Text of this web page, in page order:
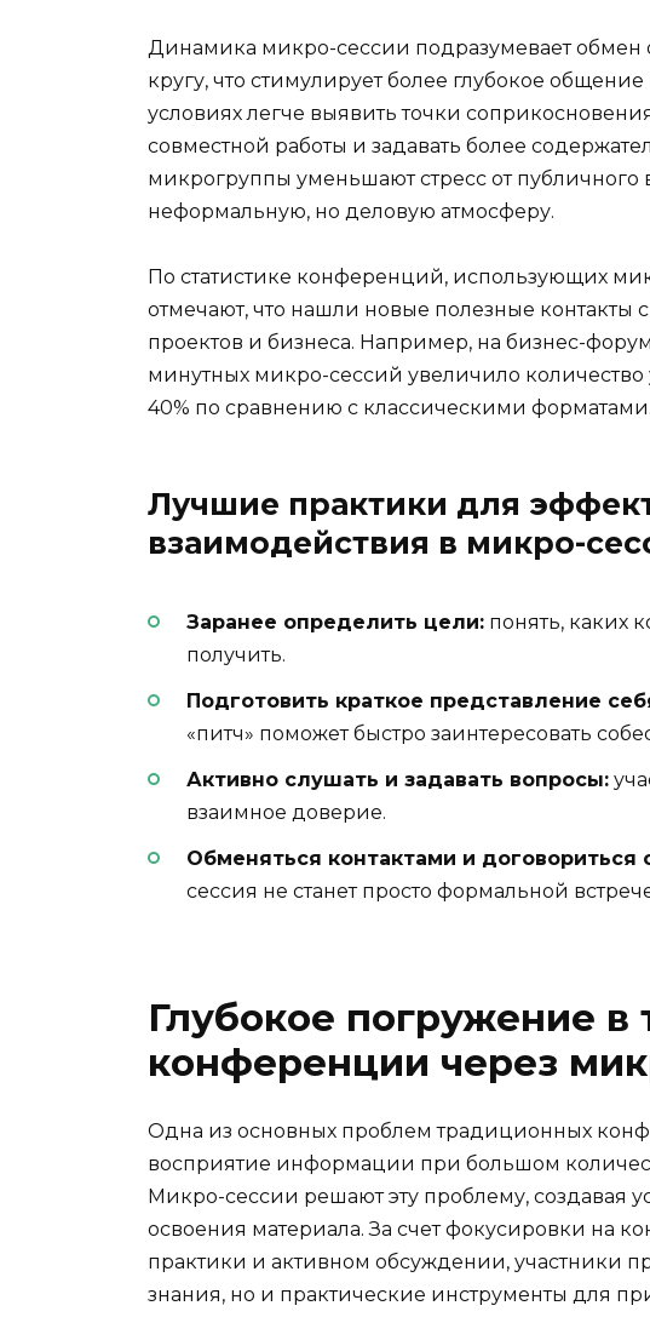
Динамика микро-сессии подразумевает
кругу, что стимулирует более глубокое
условиях легче выявить точки
совместной работы и задавать более
микрогруппы уменьшают стресс от
неформальную, но деловую атмосферу.
По статистике конференций, использующих
отмечают, что нашли новые полезные контакты
проектов и бизнеса. Например, на бизнес-
минутных микро-сессий увеличило
40% по сравнению с классическими форматами.
Лучшие практики для
взаимодействия в микро-
Заранее определить цели: понять, каких
получить.
Подготовить краткое представление
«питч» поможет быстро заинтересовать
Активно слушать и задавать вопросы:
взаимное доверие.
Обменяться контактами и
сессия не станет просто формальной
Глубокое погружение в
конференции через
Одна из основных проблем традиционных
восприятие информации при большом
Микро-сессии решают эту проблему, создавая
освоения материала. За счет фокусировки на
практики и активном обсуждении, участники
знания, но и практические инструменты для